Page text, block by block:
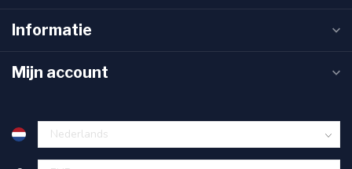
Informatie
Mijn account